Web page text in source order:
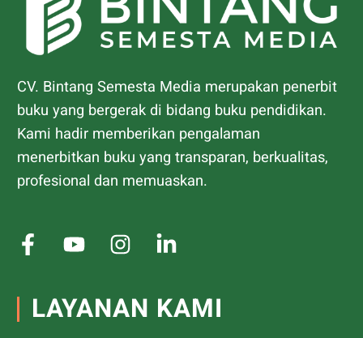
CV. Bintang Semesta Media merupakan penerbit
buku yang bergerak di bidang buku pendidikan.
Kami hadir memberikan pengalaman
menerbitkan buku yang transparan, berkualitas,
profesional dan memuaskan.
LAYANAN KAMI